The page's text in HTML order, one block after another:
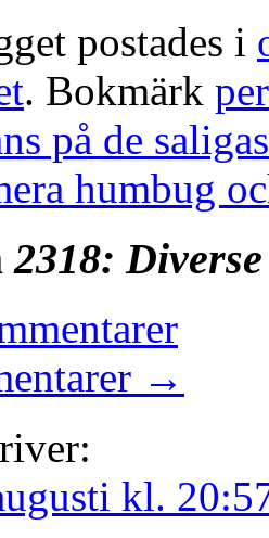
postades i
. Bokmärk
på de
humbug
2318:
→
kl.